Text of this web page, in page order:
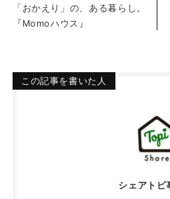
「おかえり」の、ある暮らし。
『Momoハウス』
この記事を書いた人
シェアトピ